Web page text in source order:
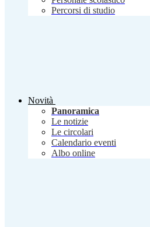
Percorsi di studio
Novità
Panoramica
Le notizie
Le circolari
Calendario eventi
Albo online